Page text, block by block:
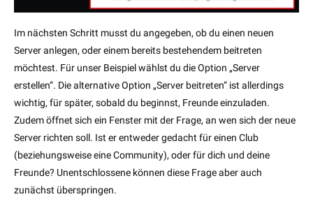
Im nächsten Schritt musst du angegeben, ob du einen neuen
Server anlegen, oder einem bereits bestehendem beitreten
möchtest. Für unser Beispiel wählst du die Option „Server
erstellen“. Die alternative Option „Server beitreten“ ist allerdings
wichtig, für später, sobald du beginnst, Freunde einzuladen.
Zudem öffnet sich ein Fenster mit der Frage, an wen sich der neue
Server richten soll. Ist er entweder gedacht für einen Club
(beziehungsweise eine Community), oder für dich und deine
Freunde? Unentschlossene können diese Frage aber auch
zunächst überspringen.